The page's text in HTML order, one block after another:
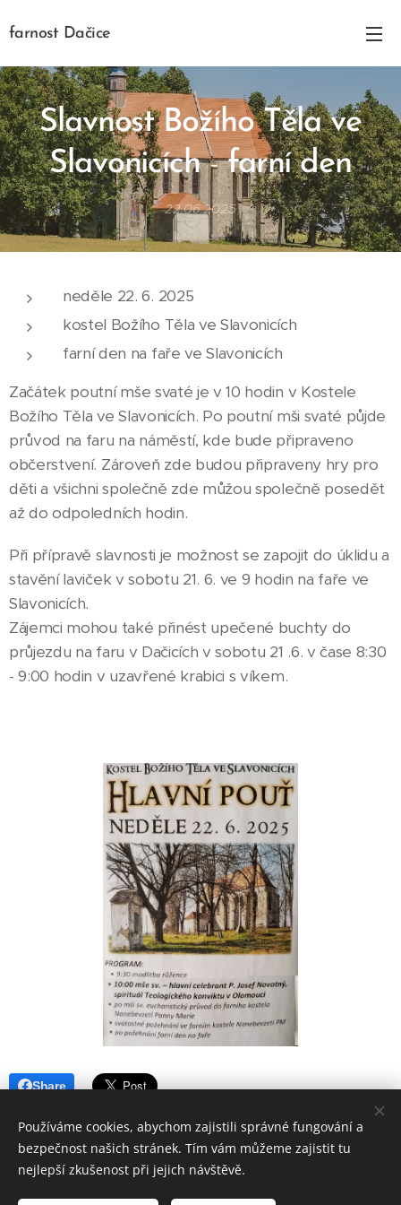
farnost Dačice
Slavnost Božího Těla ve
Slavonicích-farní den
22.06.2025
neděle 22. 6. 2025
kostel Božího Těla ve Slavonicích
farní den na faře ve Slavonicích
Začátek poutní mše svaté je v 10 hodin v Kostele
Božího Těla ve Slavonicích. Po poutní mši svaté půjde
průvod na faru na náměstí, kde bude připraveno
občerstvení. Zároveň zde budou připraveny hry pro
děti a všichni společně zde můžou společně posedět
až do odpoledních hodin.
Při přípravě slavnosti je možnost se zapojit do úklidu a
stavění laviček v sobotu 21. 6. ve 9 hodin na faře ve
Slavonicích.
Zájemci mohou také přinést upečené buchty do
průjezdu na faru v Dačicích v sobotu 21 .6. v čase 8:30
- 9:00 hodin v uzavřené krabici s víkem.
Share
Římskokatolická farnost Dačice; Krajířova 18, Dačice
Používáme cookies, abychom zajistili správné fungování a
bezpečnost našich stránek. Tím vám můžeme zajistit tu
nejlepší zkušenost při jejich návštěvě.